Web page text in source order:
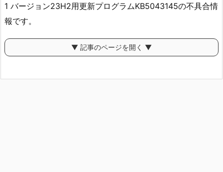
1 バージョン23H2用更新プログラムKB5043145の不具合情
報です。
▼ 記事のページを開く ▼